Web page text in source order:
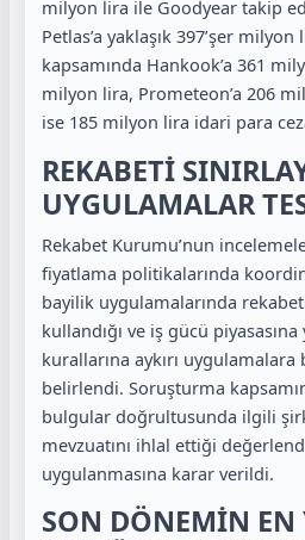
milyon lira ile Goodyear takip
Petlas’a yaklaşık 397’şer
kapsamında Hankook’a 361
milyon lira, Prometeon’a 206
ise 185 milyon lira idari para
REKABETİ
UYGULAMALAR
Rekabet Kurumu’nun
fiyatlama politikalarında
bayilik uygulamalarında rekabeti
kullandığı ve iş gücü
kurallarına aykırı
belirlendi. Soruşturma
bulgular doğrultusunda ilgili
mevzuatını ihlal ettiği
uygulanmasına karar verildi.
SON DÖNEMİN EN